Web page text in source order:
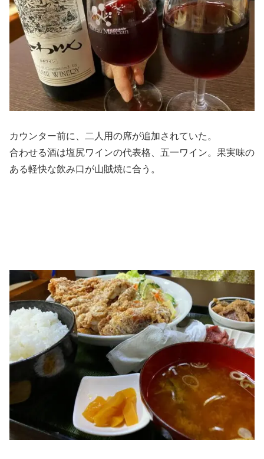
カウンター前に、二人用の席が追加されていた。
合わせる酒は塩尻ワインの代表格、五一ワイン。果実味の
ある軽快な飲み口が山賊焼に合う。